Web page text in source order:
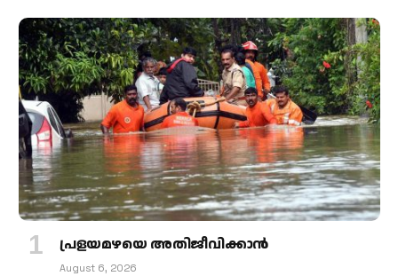
പ്രളയമഴയെ അതിജീവിക്കാന്‍
August 6, 2026